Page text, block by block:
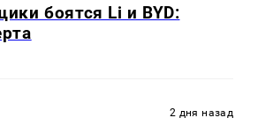
боятся Li и BYD:
2 дня назад